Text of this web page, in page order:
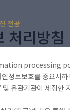
처리방침
processing
정보보호를 중요시
및 유관기관이 제정한